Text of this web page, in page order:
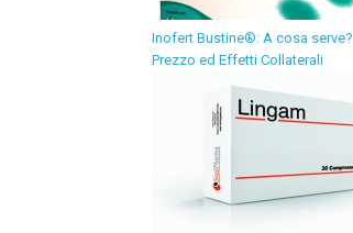
Inofert Bustine®: A cosa serve?
Prezzo ed Effetti Collaterali